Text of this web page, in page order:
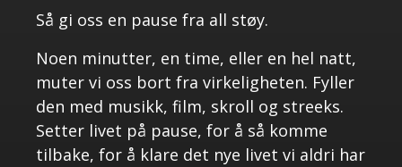
Så gi oss en pause fra all støy.
Noen minutter, en time, eller en hel natt,
muter vi oss bort fra virkeligheten. Fyller
den med musikk, film, skroll og streeks.
Setter livet på pause, for å så komme
tilbake, for å klare det nye livet vi aldri har